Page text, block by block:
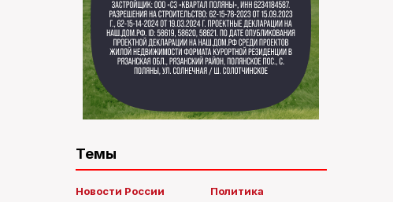
Темы
Новости России Политика